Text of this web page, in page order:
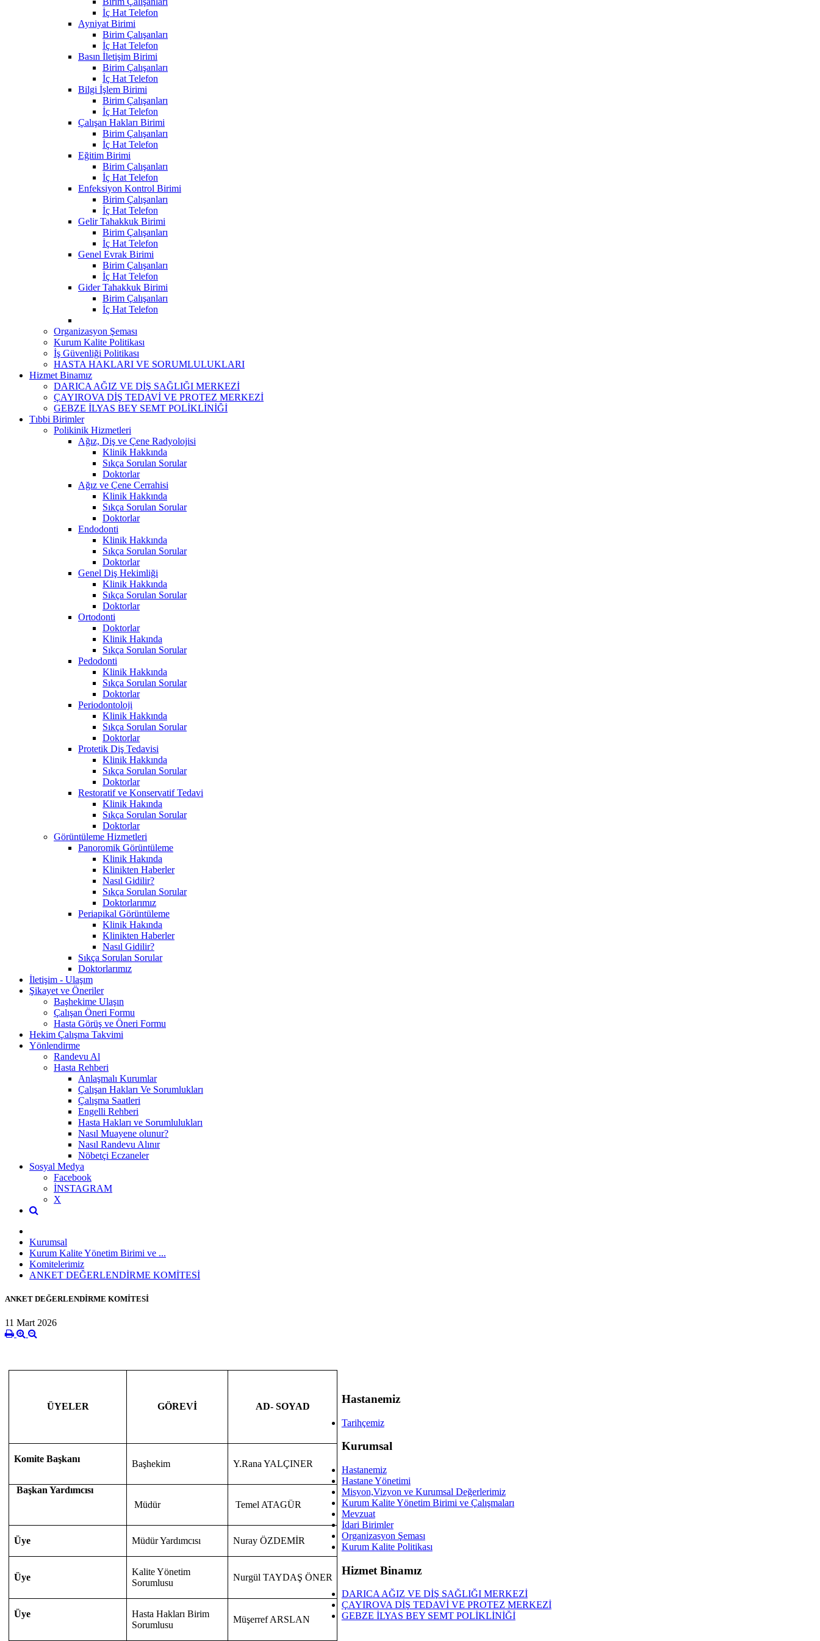
İç Hat Telefon
Ayniyat Birimi
Birim Çalışanları
İç Hat Telefon
Basın İletişim Birimi
Birim Çalışanları
İç Hat Telefon
Bilgi İşlem Birimi
Birim Çalışanları
İç Hat Telefon
Çalışan Hakları Birimi
Birim Çalışanları
İç Hat Telefon
Eğitim Birimi
Birim Çalışanları
İç Hat Telefon
Enfeksiyon Kontrol Birimi
Birim Çalışanları
İç Hat Telefon
Gelir Tahakkuk Birimi
Birim Çalışanları
İç Hat Telefon
Genel Evrak Birimi
Birim Çalışanları
İç Hat Telefon
Gider Tahakkuk Birimi
Birim Çalışanları
İç Hat Telefon
Organizasyon Şeması
Kurum Kalite Politikası
İş Güvenliği Politikası
HASTA HAKLARI VE SORUMLULUKLARI
Hizmet Binamız
DARICA AĞIZ VE DİŞ SAĞLIĞI MERKEZİ
ÇAYIROVA DİŞ TEDAVİ VE PROTEZ MERKEZİ
GEBZE İLYAS BEY SEMT POLİKLİNİĞİ
Tıbbi Birimler
Polikinik Hizmetleri
Ağız, Diş ve Çene Radyolojisi
Klinik Hakkında
Sıkça Sorulan Sorular
Doktorlar
Ağız ve Çene Cerrahisi
Klinik Hakkında
Sıkça Sorulan Sorular
Doktorlar
Endodonti
Klinik Hakkında
Sıkça Sorulan Sorular
Doktorlar
Genel Diş Hekimliği
Klinik Hakkında
Sıkça Sorulan Sorular
Doktorlar
Ortodonti
Doktorlar
Klinik Hakında
Sıkça Sorulan Sorular
Pedodonti
Klinik Hakkında
Sıkça Sorulan Sorular
Doktorlar
Periodontoloji
Klinik Hakkında
Sıkça Sorulan Sorular
Doktorlar
Protetik Diş Tedavisi
Klinik Hakkında
Sıkça Sorulan Sorular
Doktorlar
Restoratif ve Konservatif Tedavi
Klinik Hakında
Sıkça Sorulan Sorular
Doktorlar
Görüntüleme Hizmetleri
Panoromik Görüntüleme
Klinik Hakında
Klinikten Haberler
Nasıl Gidilir?
Sıkça Sorulan Sorular
Doktorlarımız
Periapikal Görüntüleme
Klinik Hakında
Klinikten Haberler
Nasıl Gidilir?
Sıkça Sorulan Sorular
Doktorlarımız
İletişim - Ulaşım
Şikayet ve Öneriler
Başhekime Ulaşın
Çalışan Öneri Formu
Hasta Görüş ve Öneri Formu
Hekim Çalışma Takvimi
Yönlendirme
Randevu Al
Hasta Rehberi
Anlaşmalı Kurumlar
Çalışan Hakları Ve Sorumlukları
Çalışma Saatleri
Engelli Rehberi
Hasta Hakları ve Sorumlulukları
Nasıl Muayene olunur?
Nasıl Randevu Alınır
Nöbetçi Eczaneler
Sosyal Medya
Facebook
İNSTAGRAM
X
Kurumsal
Kurum Kalite Yönetim Birimi ve ...
Komitelerimiz
ANKET DEĞERLENDİRME KOMİTESİ
ANKET DEĞERLENDİRME KOMİTESİ
11 Mart 2026
ÜYELER GÖREVİ AD- SOYAD
Komite Başkanı Başhekim Y.Rana YALÇINER
Başkan Yardımcısı
Müdür
Temel ATAGÜR
Üye Müdür Yardımcısı Nuray ÖZDEMİR
Üye
Kalite Yönetim
Sorumlusu
Nurgül TAYDAŞ ÖNER
Üye
Hasta Hakları Birim
Sorumlusu
Müşerref ARSLAN
Hastanemiz
Tarihçemiz
Kurumsal
Hastanemiz
Hastane Yönetimi
Misyon,Vizyon ve Kurumsal Değerlerimiz
Kurum Kalite Yönetim Birimi ve Çalışmaları
Mevzuat
İdari Birimler
Organizasyon Şeması
Kurum Kalite Politikası
Hizmet Binamız
DARICA AĞIZ VE DİŞ SAĞLIĞI MERKEZİ
ÇAYIROVA DİŞ TEDAVİ VE PROTEZ MERKEZİ
GEBZE İLYAS BEY SEMT POLİKLİNİĞİ